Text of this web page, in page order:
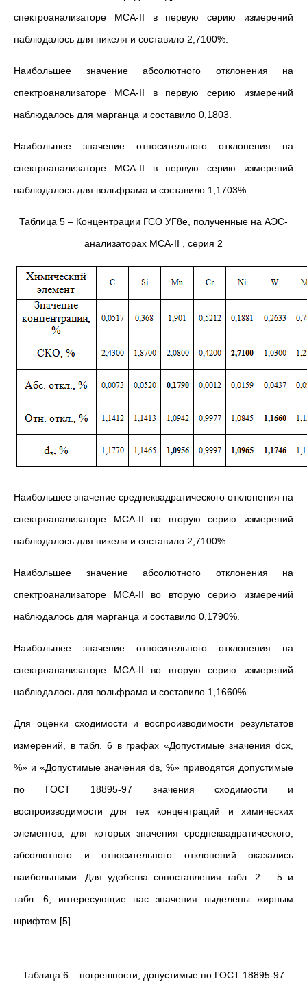
спектроанализаторе МСА-II в первую серию измерений
наблюдалось для никеля и составило 2,7100%.
Наибольшее значение абсолютного отклонения на
спектроанализаторе МСА-II в первую серию измерений
наблюдалось для марганца и составило 0,1803.
Наибольшее значение относительного отклонения на
спектроанализаторе МСА-II в первую серию измерений
наблюдалось для вольфрама и составило 1,1703%.
Таблица 5 – Концентрации ГСО УГ8е, полученные на АЭС-
анализаторах МСА-II , серия 2
Наибольшее значение среднеквадратического отклонения на
спектроанализаторе МСА-II во вторую серию измерений
наблюдалось для никеля и составило 2,7100%.
Наибольшее значение абсолютного отклонения на
спектроанализаторе МСА-II во вторую серию измерений
наблюдалось для марганца и составило 0,1790%.
Наибольшее значение относительного отклонения на
спектроанализаторе МСА-II во вторую серию измерений
наблюдалось для вольфрама и составило 1,1660%.
Для оценки сходимости и воспроизводимости результатов
измерений, в табл. 6 в графах «Допустимые значения dсх,
%» и «Допустимые значения dв, %» приводятся допустимые
по ГОСТ 18895-97 значения сходимости и
воспроизводимости для тех концентраций и химических
элементов, для которых значения среднеквадратического,
абсолютного и относительного отклонений оказались
наибольшими. Для удобства сопоставления табл. 2 – 5 и
табл. 6, интересующие нас значения выделены жирным
шрифтом [5].
Таблица 6 – погрешности, допустимые по ГОСТ 18895-97